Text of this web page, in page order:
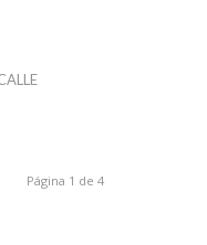
Página 1 de 4